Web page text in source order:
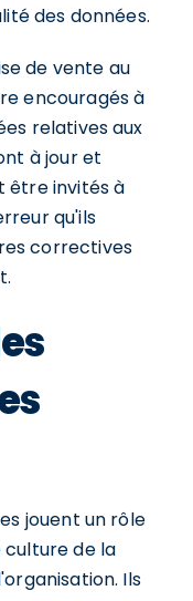
des données.
de vente au
encouragés à
relatives aux
à jour et
être invités à
qu'ils
correctives
jouent un rôle
de la
Ils